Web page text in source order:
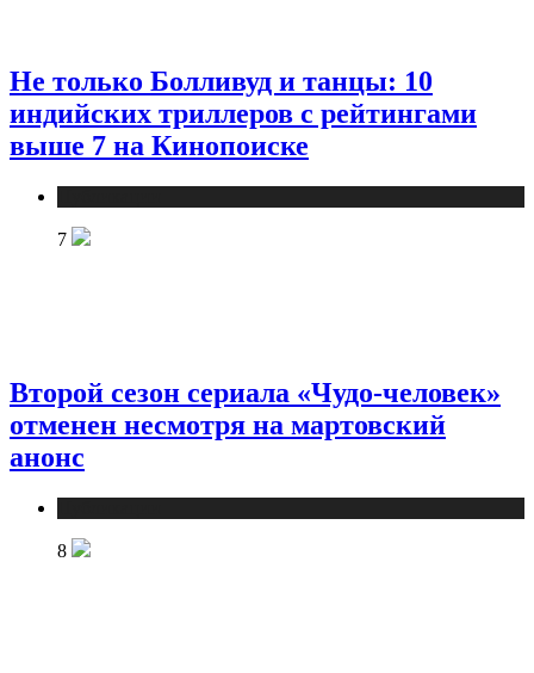
Не только Болливуд и танцы: 10
индийских триллеров с рейтингами
выше 7 на Кинопоиске
7
Второй сезон сериала «Чудо-человек»
отменен несмотря на мартовский
анонс
8